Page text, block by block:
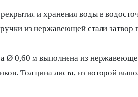
и хранения воды в
из нержавеющей стали затвор
Ø 0,60 м выполнена из
Толщина листа, из которой